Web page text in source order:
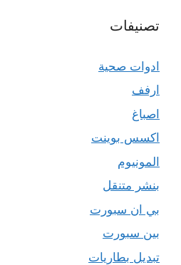
تصنيفات
ادوات صحية
ارفف
اصباغ
اكسس بوينت
المونيوم
بنشر متنقل
بي ان سبورت
بين سبورت
تبديل بطاريات